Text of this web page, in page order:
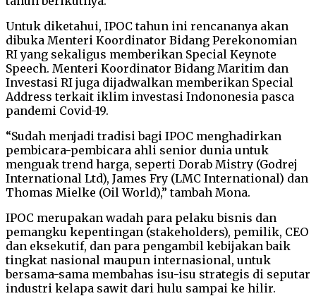
Untuk diketahui, IPOC tahun ini rencananya akan
dibuka Menteri Koordinator Bidang Perekonomian
RI yang sekaligus memberikan Special Keynote
Speech. Menteri Koordinator Bidang Maritim dan
Investasi RI juga dijadwalkan memberikan Special
Address terkait iklim investasi Indononesia pasca
pandemi Covid-19.
“Sudah menjadi tradisi bagi IPOC menghadirkan
pembicara-pembicara ahli senior dunia untuk
menguak trend harga, seperti Dorab Mistry (Godrej
International Ltd), James Fry (LMC International) dan
Thomas Mielke (Oil World),” tambah Mona.
IPOC merupakan wadah para pelaku bisnis dan
pemangku kepentingan (stakeholders), pemilik, CEO
dan eksekutif, dan para pengambil kebijakan baik
tingkat nasional maupun internasional, untuk
bersama-sama membahas isu-isu strategis di seputar
industri kelapa sawit dari hulu sampai ke hilir.